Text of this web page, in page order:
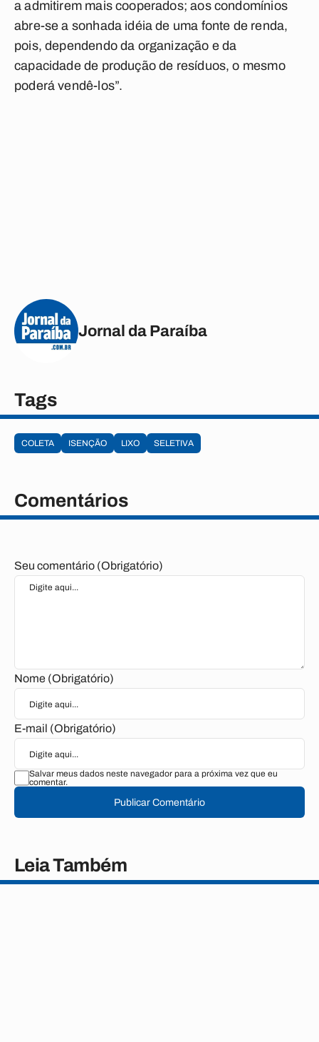
a admitirem mais cooperados; aos condomínios
abre-se a sonhada idéia de uma fonte de renda,
pois, dependendo da organização e da
capacidade de produção de resíduos, o mesmo
poderá vendê-los”.
Jornal da Paraíba
Tags
COLETA ISENÇÃO LIXO SELETIVA
Comentários
Seu comentário (Obrigatório)
Nome (Obrigatório)
E-mail (Obrigatório)
Salvar meus dados neste navegador para a próxima vez que eu
comentar.
Publicar Comentário
Leia Também